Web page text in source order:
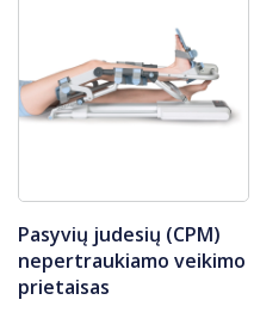
Pasyvių judesių (CPM)
nepertraukiamo veikimo
prietaisas